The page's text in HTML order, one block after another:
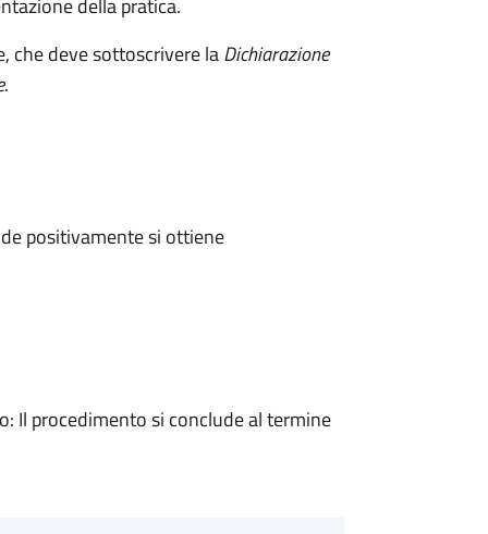
della pratica.
che deve sottoscrivere laDichiarazione
.
positivamente si ottiene
Il procedimento si conclude al termine